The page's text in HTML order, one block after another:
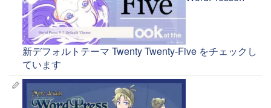
新デフォルトテーマ Twenty Twenty-Five をチェックし
ています